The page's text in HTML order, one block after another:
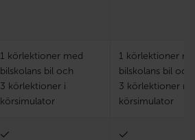
1 körlektioner med
bilskolans bil och
3 körlektioner i
körsimulator
1 körlektioner
bilskolans bil och
3 körlektioner
körsimulator